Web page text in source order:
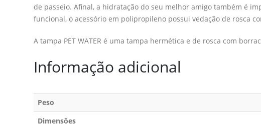
de passeio. Afinal, a hidratação do seu melhor amigo também é
funcional, o acessório em polipropileno possui vedação de rosca
A tampa PET WATER é uma tampa hermética e de rosca com
Informação adicional
Peso
Dimensões